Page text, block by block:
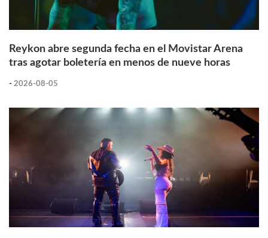
Reykon abre segunda fecha en el Movistar Arena
tras agotar boletería en menos de nueve horas
- 2026-08-05